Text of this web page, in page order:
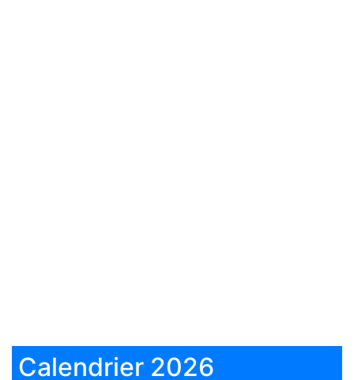
Calendrier 2026